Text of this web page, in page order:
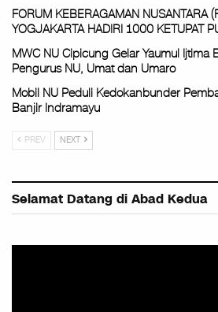
FORUM KEBERAGAMAN NUSANTARA
YOGJAKARTA HADIRI 1000 KETUPAT
MWC NU Cipicung Gelar Yaumul Ijtima
Pengurus NU, Umat dan Umaro
Mobil NU Peduli Kedokanbunder
Banjir Indramayu
PREV NEXT
Selamat Datang di Abad Kedua